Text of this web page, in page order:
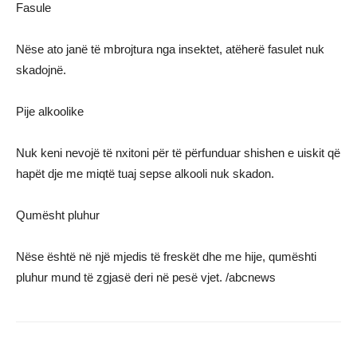
Fasule
Nëse ato janë të mbrojtura nga insektet, atëherë fasulet nuk
skadojnë.
Pije alkoolike
Nuk keni nevojë të nxitoni për të përfunduar shishen e uiskit që
hapët dje me miqtë tuaj sepse alkooli nuk skadon.
Qumësht pluhur
Nëse është në një mjedis të freskët dhe me hije, qumështi
pluhur mund të zgjasë deri në pesë vjet. /abcnews